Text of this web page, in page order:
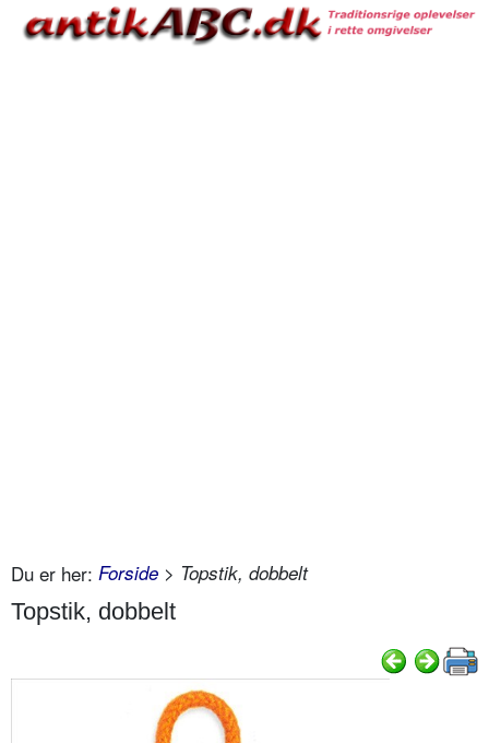
Du er her: Forside > Topstik, dobbelt
Topstik, dobbelt